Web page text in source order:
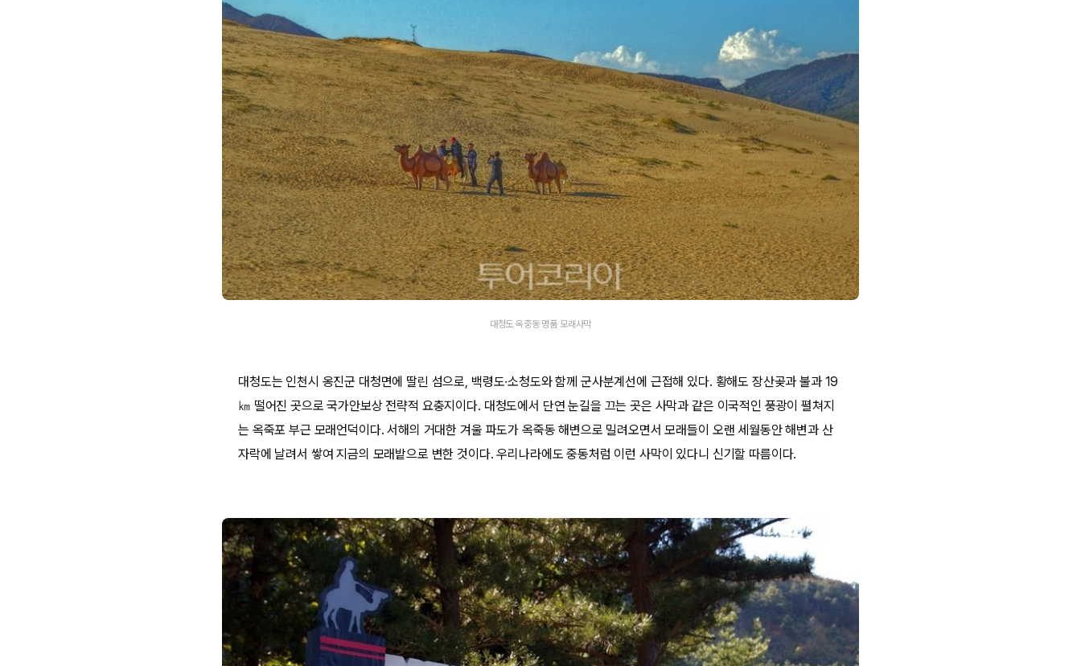
대청도 옥중동 명품 모래사막
대청도는 인천시 옹진군 대청면에 딸린 섬으로, 백령도·소청도와 함께 군사분계선에 근접해 있다. 황해도 장산곶과 불과 19
㎞ 떨어진 곳으로 국가안보상 전략적 요충지이다. 대청도에서 단연 눈길을 끄는 곳은 사막과 같은 이국적인 풍광이 펼쳐지
는 옥죽포 부근 모래언덕이다. 서해의 거대한 겨울 파도가 옥죽동 해변으로 밀려오면서 모래들이 오랜 세월동안 해변과 산
자락에 날려서 쌓여 지금의 모래밭으로 변한 것이다. 우리나라에도 중동처럼 이런 사막이 있다니 신기할 따름이다.